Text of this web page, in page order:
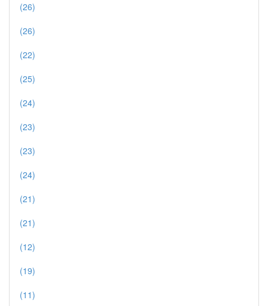
(26)
(26)
(22)
(25)
(24)
(23)
(23)
(24)
(21)
(21)
(12)
(19)
(11)